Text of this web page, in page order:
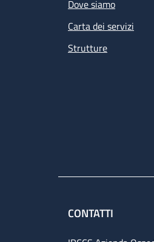
Dove siamo
Carta dei servizi
Strutture
CONTATTI